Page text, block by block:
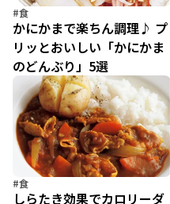
#食
かにかまで楽ちん調理♪ プ
リッとおいしい「かにかま
のどんぶり」5選
#食
しらたき効果でカロリーダ